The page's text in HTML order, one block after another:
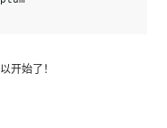
开始了！